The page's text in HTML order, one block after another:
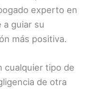
experto en
a guiar su
más positiva.
cualquier tipo de
de otra